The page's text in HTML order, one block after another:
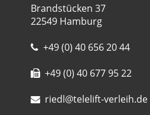
Brandstücken 37
22549 Hamburg
+49 (0) 40 656 20 44
+49 (0) 40 677 95 22
riedl@telelift-verleih.de